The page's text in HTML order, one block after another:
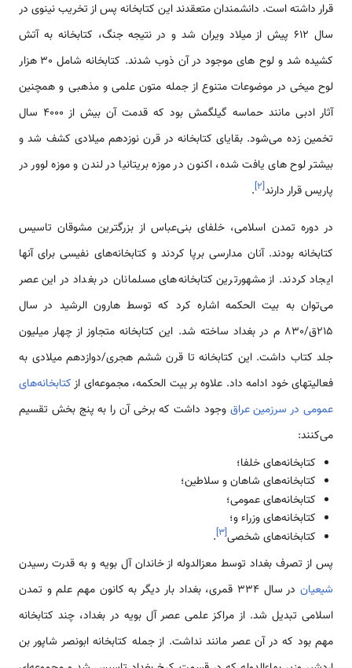
قرار داشته است. دانشمندان متعقدند این کتابخانه پس از تخریب نینوی در
سال 612 پیش از میلاد ویران شد و در نتیجه جنگ، کتابخانه به آتش
کشیده شد و لوح های موجود در آن ذوب شدند. کتابخانه شامل 30 هزار
لوح میخی در موضوعات متنوع از جمله متون علمی و مذهبی و همچنین
آثار ادبی مانند حماسه گیلگمش بود که قدمت آن بیش از 4000 سال
تخمین زده می‌شود. بقایای کتابخانه در قرن نوزدهم میلادی کشف شد و
بیشتر لوح های یافت شده، اکنون در موزه بریتانیا در لندن و موزه لوور در
پاریس قرار دارند[۲]
.
در دوره تمدن اسلامی، خلفای بنی‌عباس از بزرگترین مشوقان تاسیس
کتابخانه بودند. آنان مدارسی برپا کردند و کتابخانه‌های نفیسی برای آنها
ایجاد کردند. از مشهورترین کتابخانه‌های مسلمانان در بغداد در این عصر
می‌توان به بیت الحکمه اشاره کرد که توسط هارون الرشید در سال
215ق/830 م در بغداد ساخته شد. این کتابخانه متجاوز از چهار میلیون
جلد کتاب داشت. این کتابخانه تا قرن ششم هجری/دوازدهم میلادی به
فعالیتهای خود ادامه داد. علاوه بر بیت الحکمه، مجموعه‌ای ازکتابخانه‌های
عمومی در سرزمین عراق وجود داشت که برخی آن را به پنج بخش تقسیم
می‌کنند:
کتابخانه‌های خلفا‌؛
کتابخانه‌های شاهان و سلاطین؛
کتابخانه‌های عمومی؛
کتابخانه‌های وزراء و؛
کتابخانه‌های شخصی[۳]
.
پس از تصرف بغداد توسط معزالدوله از خاندان آل بویه و به قدرت رسیدن
شیعیان
در سال 334 قمری، بغداد بار دیگر به کانون مهم علم و تمدن
اسلامی تبدیل شد. از مراکز علمی عصر آل بویه در بغداد، چند کتابخانه
مهم بود که در آن عصر مانند نداشت. از جمله کتابخانه ابونصر شاپور بن